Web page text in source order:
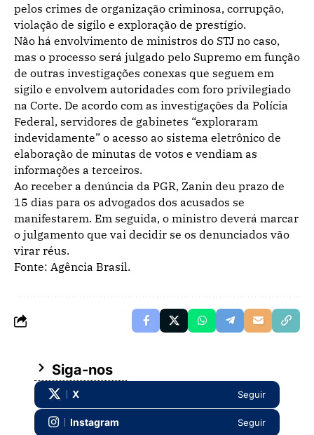
pelos crimes de organização criminosa, corrupção,
violação de sigilo e exploração de prestígio.
Não há envolvimento de ministros do STJ no caso,
mas o processo será julgado pelo Supremo em função
de outras investigações conexas que seguem em
sigilo e envolvem autoridades com foro privilegiado
na Corte. De acordo com as investigações da Polícia
Federal, servidores de gabinetes “exploraram
indevidamente” o acesso ao sistema eletrônico de
elaboração de minutas de votos e vendiam as
informações a terceiros.
Ao receber a denúncia da PGR, Zanin deu prazo de
15 dias para os advogados dos acusados se
manifestarem. Em seguida, o ministro deverá marcar
o julgamento que vai decidir se os denunciados vão
virar réus.
Fonte: Agência Brasil.
Siga-nos
X Seguir
Instagram Seguir